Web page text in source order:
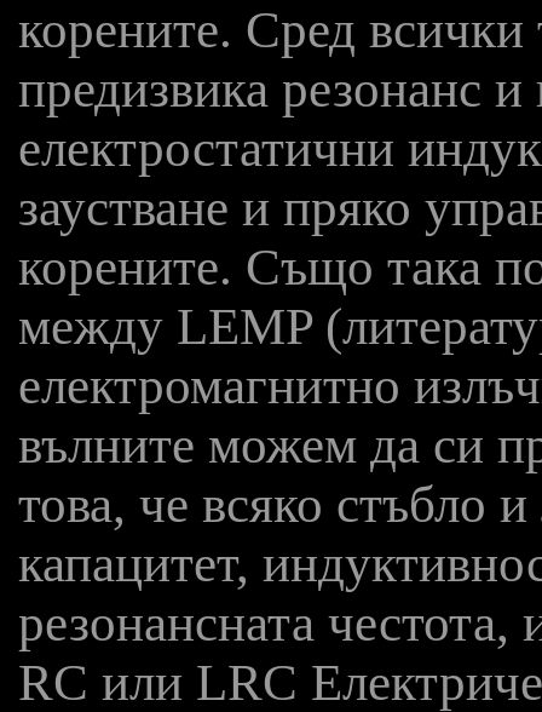
корените. Сред
предизвика резонанс
електростатични
заустване и пряко
корените. Също така
между LEMP
електромагнитно
вълните можем да си
това, че всяко стъбло
капацитет,
резонансната
RC или LRC